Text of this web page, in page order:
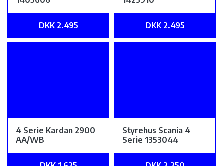
DKK 2.495 DKK 2.495
4 Serie Kardan 2900
AA/WB
Styrehus Scania 4
Serie 1353044